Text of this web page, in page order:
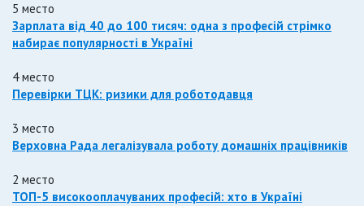
5 место
Зарплата від 40 до 100 тисяч: одна з професій стрімко
набирає популярності в Україні
4 место
Перевірки ТЦК: ризики для роботодавця
3 место
Верховна Рада легалізувала роботу домашніх працівників
2 место
ТОП-5 високооплачуваних професій: хто в Україні